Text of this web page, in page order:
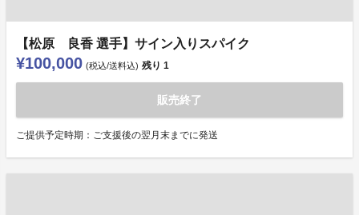
【松原 良香 選手】サイン入りスパイク
¥100,000 (税込/送料込) 残り 1
販売終了
ご提供予定時期：ご支援後の翌月末までに発送